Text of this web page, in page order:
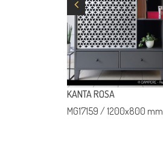
KANTA ROSA
MG17159 /1200x800 mm